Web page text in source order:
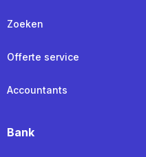
Zoeken
Offerte service
Accountants
Bank